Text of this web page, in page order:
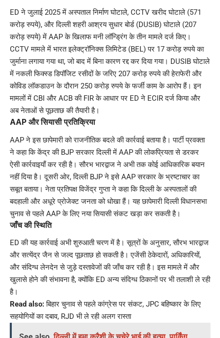
ED ने जुलाई 2025 में अस्पताल निर्माण घोटाले, CCTV खरीद घोटाले (571
करोड़ रुपये), और दिल्ली शहरी आश्रय सुधार बोर्ड (DUSIB) घोटाले (207
करोड़ रुपये) में AAP के खिलाफ मनी लॉन्ड्रिंग के तीन मामले दर्ज किए।
CCTV मामले में भारत इलेक्ट्रॉनिक्स लिमिटेड (BEL) पर 17 करोड़ रुपये का
जुर्माना लगाया गया था, जो बाद में बिना कारण रद्द कर दिया गया। DUSIB घोटाले
में नकली फिक्स्ड डिपॉजिट रसीदों के जरिए 207 करोड़ रुपये की हेराफेरी और
कोविड लॉकडाउन के दौरान 250 करोड़ रुपये के फर्जी काम के आरोप हैं। इन
मामलों में CBI और ACB की FIR के आधार पर ED ने ECIR दर्ज किया और
अब नेताओं से पूछताछ की तैयारी है।
AAP और सियासी प्रतिक्रिया
AAP ने इस छापेमारी को राजनीतिक बदले की कार्रवाई बताया है। पार्टी प्रवक्ता
ने कहा कि केंद्र की BJP सरकार दिल्ली में AAP की लोकप्रियता से डरकर
ऐसी कार्रवाइयाँ कर रही है। सौरभ भारद्वाज ने अभी तक कोई आधिकारिक बयान
नहीं दिया है। दूसरी ओर, दिल्ली BJP ने इसे AAP सरकार के भ्रष्टाचार का
सबूत बताया। नेता प्रतिपक्ष विजेंद्र गुप्ता ने कहा कि दिल्ली के अस्पतालों की
बदहाली और अधूरे प्रोजेक्ट जनता को धोखा हैं। यह छापेमारी दिल्ली विधानसभा
चुनाव से पहले AAP के लिए नया सियासी संकट खड़ा कर सकती है।
जाँच की स्थिति
ED की यह कार्रवाई अभी शुरुआती चरण में है। सूत्रों के अनुसार, सौरभ भारद्वाज
और सत्येंद्र जैन से जल्द पूछताछ हो सकती है। एजेंसी ठेकेदारों, अधिकारियों,
और संदिग्ध लेनदेन से जुड़े दस्तावेजों की जाँच कर रही है। इस मामले में और
खुलासे होने की संभावना है, क्योंकि ED अन्य संदिग्ध ठिकानों पर भी तलाशी ले रही
है।
Read also: बिहार चुनाव से पहले कांग्रेस पर संकट, JPC बहिष्कार के लिए
सहयोगियों का दबाव, RJD भी ले रही अलग रास्ता